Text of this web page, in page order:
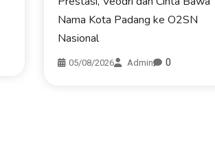
Nama Kota Padang ke O2SN
Nasional
05/08/2026 Admin 0